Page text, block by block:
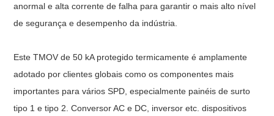
anormal e alta corrente de falha para garantir o mais alto nível
de segurança e desempenho da indústria.
Este TMOV de 50 kA protegido termicamente é amplamente
adotado por clientes globais como os componentes mais
importantes para vários SPD, especialmente painéis de surto
tipo 1 e tipo 2. Conversor AC e DC, inversor etc. dispositivos